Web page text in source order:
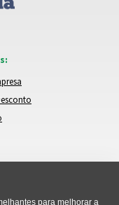
para melhorar a